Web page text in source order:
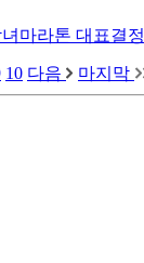
마라톤 대표결정
10 다음 마지막